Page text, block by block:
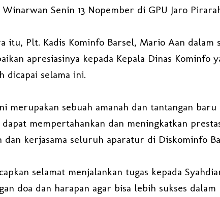
Senin 13 Nopember di GPU Jaro
itu, Plt. Kadis Kominfo Barsel, Mario Aan dalam
apresiasinya kepada Kepala Dinas Kominfo
dicapai selama ini.
merupakan sebuah amanah dan tantangan
mempertahankan dan meningkatkan
dan kerjasama seluruh aparatur di Diskominfo
selamat menjalankan tugas kepada
doa dan harapan agar bisa lebih sukses